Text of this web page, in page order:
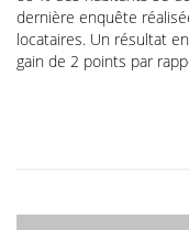
dernière enquête
locataires. Un résultat
gain de 2 points par